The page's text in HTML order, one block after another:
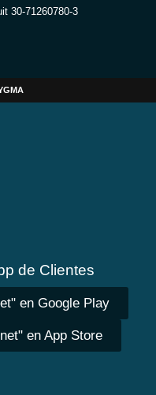
30-71260780-3
de Clientes
en Google Play
en App Store